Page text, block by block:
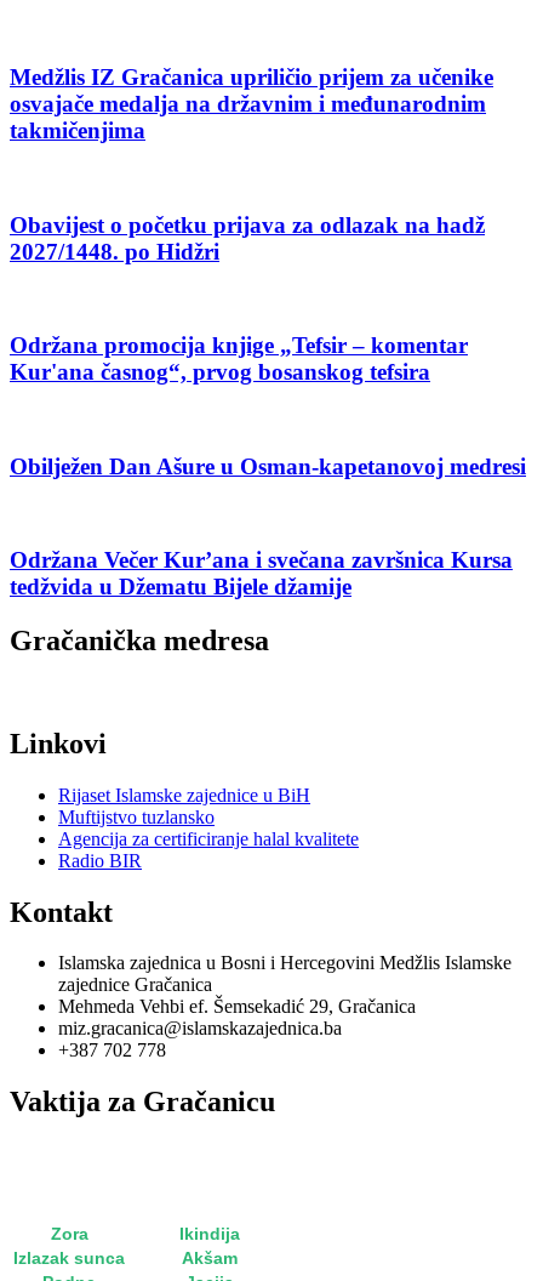
Medžlis IZ Gračanica upriličio prijem za učenike
osvajače medalja na državnim i međunarodnim
takmičenjima
Obavijest o početku prijava za odlazak na hadž
2027/1448. po Hidžri
Održana promocija knjige „Tefsir – komentar
Kur'ana časnog“, prvog bosanskog tefsira
Obilježen Dan Ašure u Osman-kapetanovoj medresi
Održana Večer Kur’ana i svečana završnica Kursa
tedžvida u Džematu Bijele džamije
Gračanička medresa
Linkovi
Rijaset Islamske zajednice u BiH
Muftijstvo tuzlansko
Agencija za certificiranje halal kvalitete
Radio BIR
Kontakt
Islamska zajednica u Bosni i Hercegovini Medžlis Islamske
zajednice Gračanica
Mehmeda Vehbi ef. Šemsekadić 29, Gračanica
miz.gracanica@islamskazajednica.ba
+387 702 778
Vaktija za Gračanicu
Zora Ikindija
Izlazak sunca
Akšam